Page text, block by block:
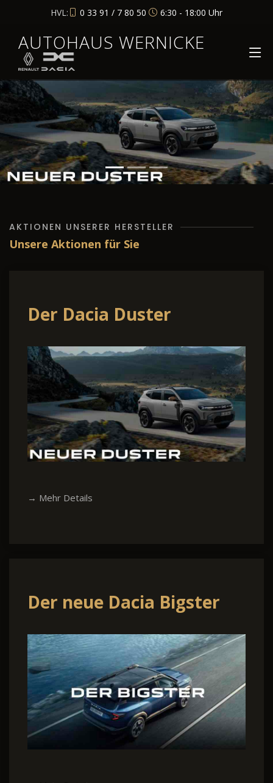
HVL: 0 33 91 / 7 80 50 6:30 - 18:00 Uhr
AUTOHAUS WERNICKE
AKTIONEN UNSERER HERSTELLER
Unsere Aktionen für Sie
Der Dacia Duster
→ Mehr Details
Der neue Dacia Bigster